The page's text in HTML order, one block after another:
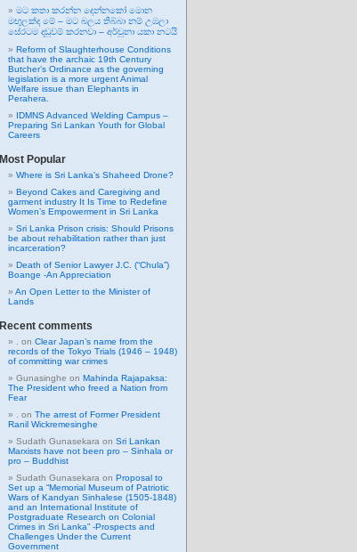
මට කතා කරන්න දෙන්නකෝ මොන
මඟුලක්ද මේ – මට බලය තිබ්බා නම් උඹලා
සේරටම දඬුවම් කරනවා – අර්චුනා යකා නටයි
Reform of Slaughterhouse Conditions
that have the archaic 19th Century
Butcher’s Ordinance as the governing
legislation is a more urgent Animal
Welfare issue than Elephants in
Perahera.
IDMNS Advanced Welding Campus –
Preparing Sri Lankan Youth for Global
Careers
Most Popular
Where is Sri Lanka’s Shaheed Drone?
Beyond Cakes and Caregiving and
garment industry It Is Time to Redefine
Women’s Empowerment in Sri Lanka
Sri Lanka Prison crisis: Should Prisons
be about rehabilitation rather than just
incarceration?
Death of Senior Lawyer J.C. (“Chula”)
Boange -An Appreciation
An Open Letter to the Minister of
Lands
Recent comments
on Clear Japan’s name from the
records of the Tokyo Trials (1946 – 1948)
of committing war crimes
Gunasinghe on Mahinda Rajapaksa:
The President who freed a Nation from
Fear
on The arrest of Former President
Ranil Wickremesinghe
Sudath Gunasekara on Sri Lankan
Marxists have not been pro – Sinhala or
pro – Buddhist
Sudath Gunasekara on Proposal to
Set up a “Memorial Museum of Patriotic
Wars of Kandyan Sinhalese (1505-1848)
and an International Institute of
Postgraduate Research on Colonial
Crimes in Sri Lanka” -Prospects and
Challenges Under the Current
Government